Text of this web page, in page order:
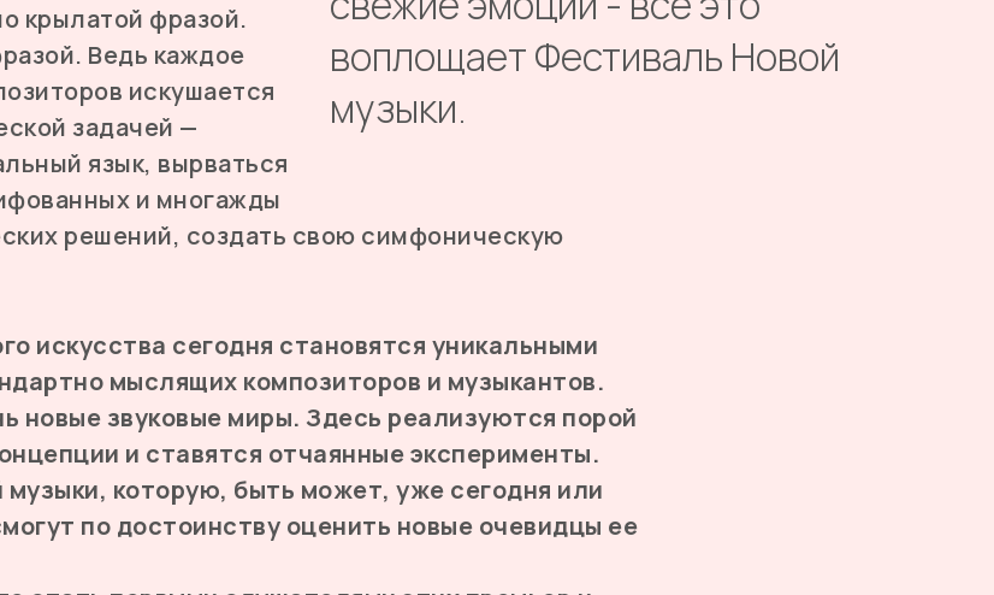
воплощает Фестиваль Новой
музыки.
крылатой фразой.
Ведь каждое
искушается
задачей —
язык, вырваться
и многажды
решений, создать свою симфоническую
искусства сегодня становятся уникальными
мыслящих композиторов и музыкантов.
новые звуковые миры. Здесь реализуются порой
и ставятся отчаянные эксперименты.
которую, быть может, уже сегодня или
по достоинству оценить новые очевидцы ее